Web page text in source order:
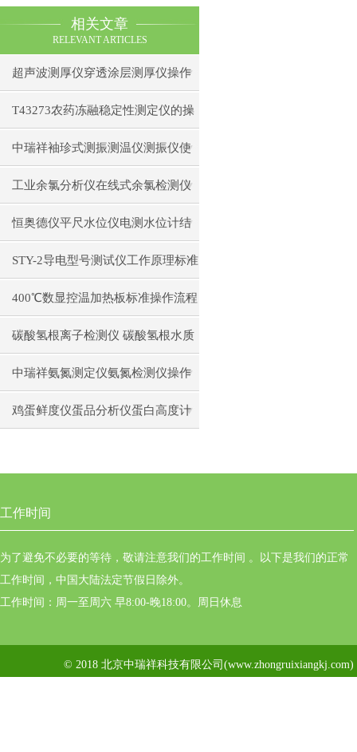
相关文章
RELEVANT ARTICLES
超声波测厚仪穿透涂层测厚仪操作
前准备操作步骤
T43273农药冻融稳定性测定仪的操
作使用
中瑞祥袖珍式测振测温仪测振仪使
用注意事项工作原理
工业余氯分析仪在线式余氯检测仪
日常维护注意事项安装与接线步骤
恒奥德仪平尺水位仪电测水位计结
构原理操作使用
STY-2导电型号测试仪工作原理标准
操作流程
400℃数显控温加热板标准操作流程
碳酸氢根离子检测仪 碳酸氢根水质
测定仪操作使用
中瑞祥氨氮测定仪氨氮检测仪操作
前准备使用注意事项
鸡蛋鲜度仪蛋品分析仪蛋白高度计
工作时间
为了避免不必要的等待，敬请注意我们的工作时间 。以下是我们的正常
工作时间，中国大陆法定节假日除外。
工作时间：周一至周六 早8:00-晚18:00。周日休息
© 2018 北京中瑞祥科技有限公司